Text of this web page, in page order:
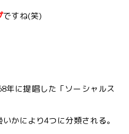
ですね(笑)
年に提唱した「ソーシャルス
かにより4つに分類される。